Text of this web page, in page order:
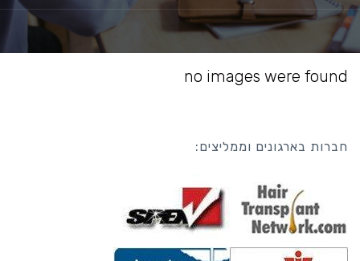
no images were found
חברות בארגונים וממליצים: